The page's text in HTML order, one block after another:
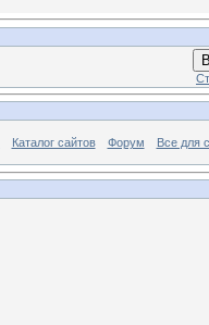
Каталог сайтов Форум Все для